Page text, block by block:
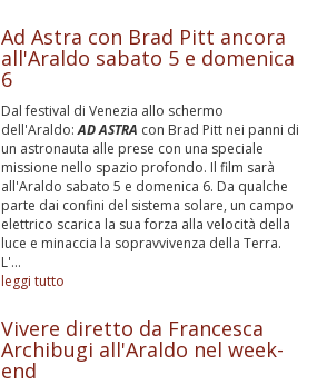
Ad Astra con Brad Pitt ancora
all'Araldo sabato 5 e domenica
6
Dal festival di Venezia allo schermo
dell'Araldo:AD ASTRA con Brad Pitt nei panni di
un astronauta alle prese con una speciale
missione nello spazio profondo. Il film sarà
all'Araldo sabato 5 e domenica 6. Da qualche
parte dai confini del sistema solare, un campo
elettrico scarica la sua forza alla velocità della
luce e minaccia la sopravvivenza della Terra.
L'...
leggi tutto
Vivere diretto da Francesca
Archibugi all'Araldo nel week-
end